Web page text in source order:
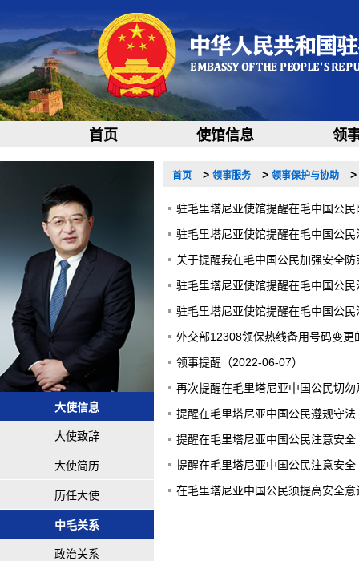
首页 使馆信息 领
大使信息
大使致辞
大使简历
历任大使
中毛关系
政治关系
首页 > 领事服务 > 领事保护与协助 >
驻毛里塔尼亚使馆提醒在毛中国公
驻毛里塔尼亚使馆提醒在毛中国公
关于提醒我在毛中国公民加强安全
驻毛里塔尼亚使馆提醒在毛中国公
驻毛里塔尼亚使馆提醒在毛中国公
外交部12308领保热线备用号码变
领事提醒（2022-06-07）
再次提醒在毛里塔尼亚中国公民切
提醒在毛里塔尼亚中国公民遵规守
提醒在毛里塔尼亚中国公民注意安
提醒在毛里塔尼亚中国公民注意安
在毛里塔尼亚中国公民须提高安全